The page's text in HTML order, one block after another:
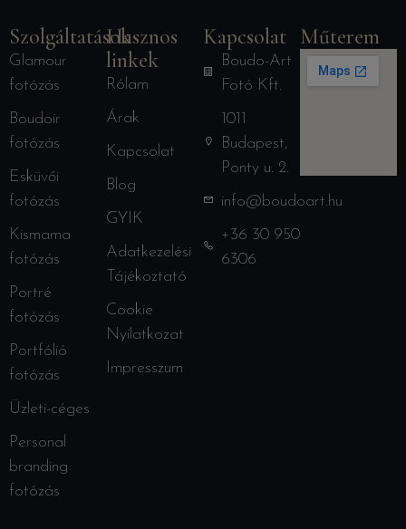
Szolgáltatások
Glamour
fotózás
Boudoir
fotózás
Esküvői
fotózás
Kismama
fotózás
Portré
fotózás
Portfólió
fotózás
Üzleti-céges
Personal
branding
fotózás
Hasznos
linkek
Rólam
Árak
Kapcsolat
Blog
GYIK
Adatkezelési
Tájékoztató
Cookie
Nyilatkozat
Impresszum
Kapcsolat
Boudo-Art
Fotó Kft.
1011
Budapest,
Ponty u. 2.
info@boudoart.hu
+36 30 950
6306
Műterem